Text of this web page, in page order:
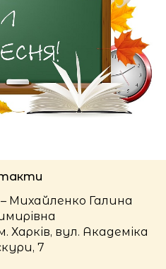
– Михайленко Галина
Харків, вул. Академіка
7